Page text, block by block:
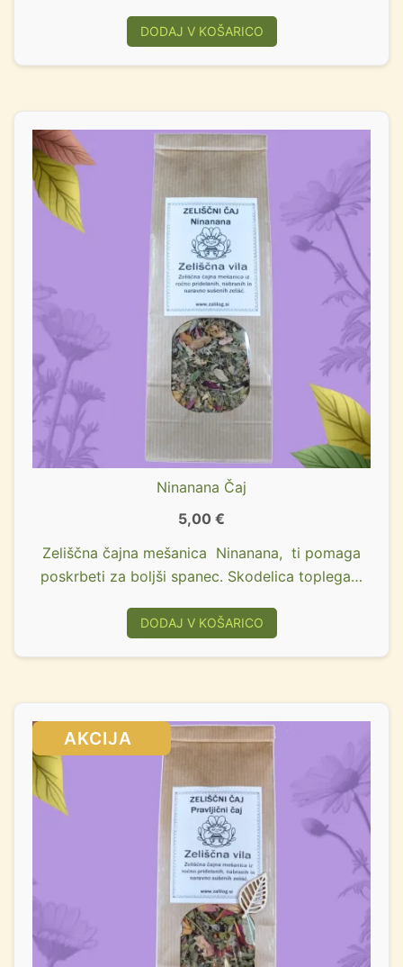
DODAJ V KOŠARICO
Ninanana Čaj
5,00 €
Zeliščna čajna mešanica Ninanana, ti pomaga
poskrbeti za boljši spanec. Skodelica toplega…
DODAJ V KOŠARICO
SALE!